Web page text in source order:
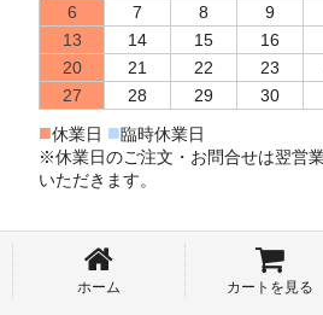
6
7 8 9
13
14 15 16
20
21 22 23
27
28 29 30
■休業日 ■臨時休業日
※休業日のご注文・お問合せは翌営
いただきます。
ホーム カートを見る